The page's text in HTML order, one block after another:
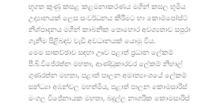
භූගත කුණු කසළ කළමනාකරණය මගින් කසල භූමිය
උද්යානයක් ලෙස සංවර්ධනය කිරීමට හා කොම්පෝස්ට්
නිශ්පාදනය මගින් කාබනික පොහොර අවශ්යතාව සපුරා
ගැනීම පිළිබඳව වැඩි අවධානයක් යොමු වීය.
මෙම සාකච්ඡාව සඳහා ඌව පළාත් ප්රධාන ලේකම්
පී.බී.විජේරත්න මහතා, ආණ්ඩුකාරවර ලේකම් නිහාල්
ගුණරත්න මහතා, පළාත් පාලන අමාත්යාංශයේ ලේකම්
සන්ධ් යා අඹන්වල මහත්මිය, පළාත් පාලන කොමසාරිස්
මංගල විජේනායක මහතා, බදුල්ල නාගරික කොමසාරිස්